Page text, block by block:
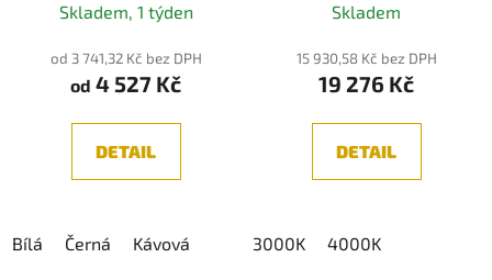
Skladem, 1 týden
od 3 741,32 Kč bez DPH
od 4 527 Kč
DETAIL
Bílá Černá Kávová
Skladem
15 930,58 Kč bez DPH
19 276 Kč
DETAIL
3000K 4000K